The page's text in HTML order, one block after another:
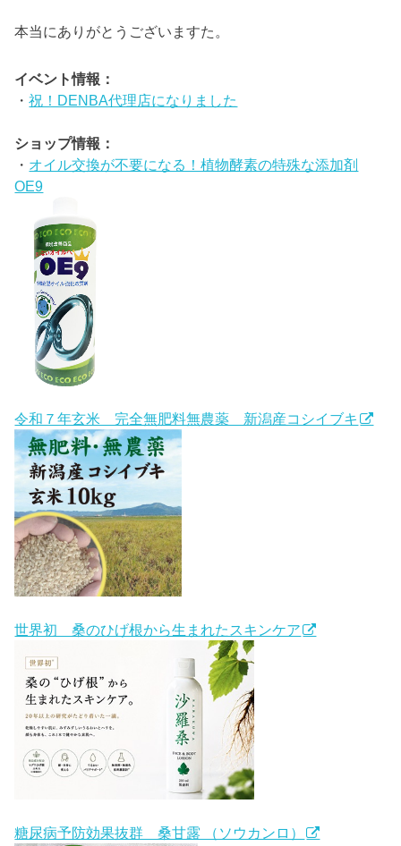
本当にありがとうございますた。
イベント情報：
・祝！DENBA代理店になりました
ショップ情報：
・ オイル交換が不要になる！植物酵素の特殊な添加剤
OE9
令和７年玄米 完全無肥料無農薬 新潟産コシイブキ
世界初 桑のひげ根から生まれたスキンケア
糖尿病予防効果抜群 桑甘露 （ソウカンロ）